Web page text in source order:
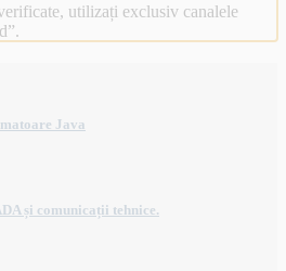
utilizați exclusiv canalele
Java
și comunicații tehnice.